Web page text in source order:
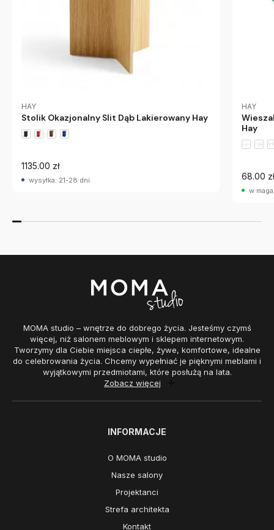
HAY
Stolik Okazjonalny Slit Dąb Lakierowany Hay
1135.00 zł
wysyłka: 21-28 dni
HAY
Hay
68.00 zł
w
MOMA studio – wnętrze do dobrego życia. Jesteśmy czymś
więcej, niż salonem meblowym i sklepem internetowym.
Tworzymy dla Ciebie miejsca ciepłe, żywe, komfortowe, idealne
do celebrowania życia. Chcemy wypełniać je pięknymi meblami i
wyjątkowymi przedmiotami, które posłużą na lata.
Zobacz więcej
INFORMACJE
O MOMA studio
Nasze salony
Projektanci
Strefa architekta
Kontakt